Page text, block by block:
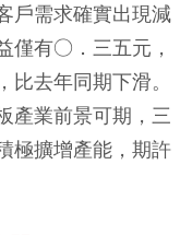
戶需求確實出現減
僅有○．三五元，
去年同期下滑。
產業前景可期，三
極擴增產能，期許